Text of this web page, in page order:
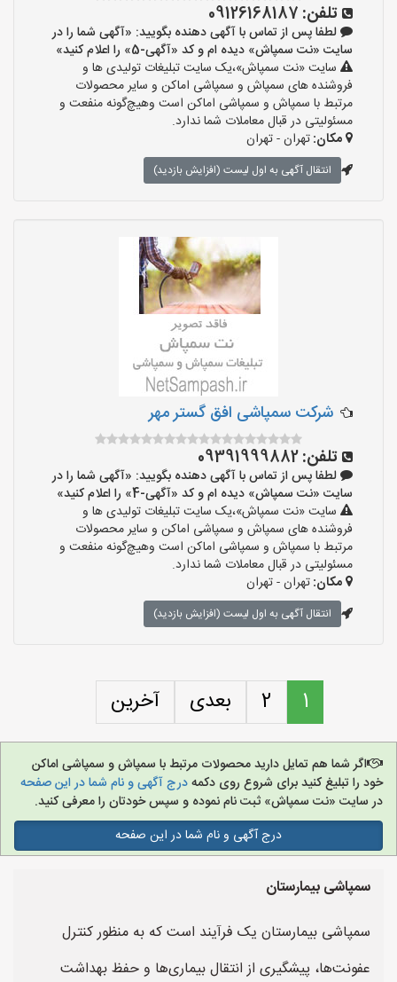
تلفن: 09126168187
لطفا پس از تماس با آگهی دهنده بگویید: «آگهی شما را در
سایت «نت سمپاش» دیده ام و کد «آگهی-5» را اعلام کنید»
سایت «نت سمپاش»،یک سایت تبلیغات تولیدی ها و
فروشنده های سمپاش و سمپاشی اماکن و سایر محصولات
مرتبط با سمپاش و سمپاشی اماکن است وهیچ‌گونه منفعت و
مسئولیتی در قبال معاملات شما ندارد.
مکان:تهران - تهران
انتقال آگهی به اول لیست (افزایش بازدید)
شرکت سمپاشی افق گستر مهر
تلفن:09391999882
لطفا پس از تماس با آگهی دهنده بگویید: «آگهی شما را در
سایت «نت سمپاش» دیده ام و کد «آگهی-4» را اعلام کنید»
سایت «نت سمپاش»،یک سایت تبلیغات تولیدی ها و
فروشنده های سمپاش و سمپاشی اماکن و سایر محصولات
مرتبط با سمپاش و سمپاشی اماکن است وهیچ‌گونه منفعت و
مسئولیتی در قبال معاملات شما ندارد.
مکان:تهران - تهران
انتقال آگهی به اول لیست (افزایش بازدید)
1
2 بعدی آخرین
اگر شما هم تمایل دارید محصولات مرتبط با سمپاش و سمپاشی اماکن
خود را تبلیغ کنید برای شروع روی دکمهدرج آگهی و نام شما در این صفحه
در سایت «نت سمپاش» ثبت نام نموده و سپس خودتان را معرفی کنید.
درج آگهی و نام شما در این صفحه
سمپاشی بیمارستان
سمپاشی بیمارستان یک فرآیند است که به منظور کنترل
عفونت‌ها، پیشگیری از انتقال بیماری‌ها و حفظ بهداشت